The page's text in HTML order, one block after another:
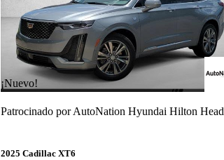
¡Nuevo!
Patrocinado porAutoNation Hyundai Hilton Head
2025 Cadillac XT6